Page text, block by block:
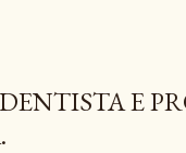
E